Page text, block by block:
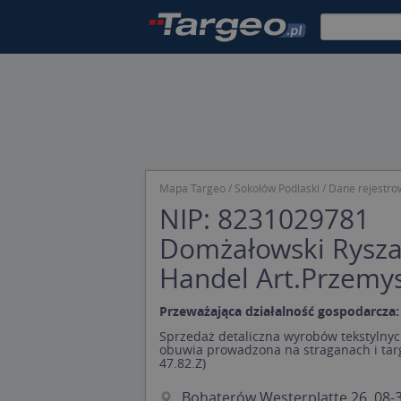
Mapa Targeo Sokołów Podlaski Dane
NIP: 8231029781
Domżałowski
Handel
Przeważająca działalność gospodarcza:
Sprzedaż detaliczna wyrobów
obuwia prowadzona na straganach i
47.82.Z)